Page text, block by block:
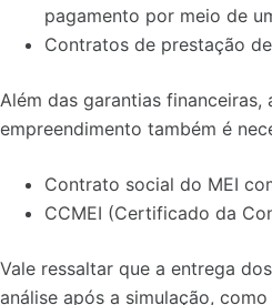
pagamento por meio de
Contratos de prestação
Além das garantias
empreendimento também é
Contrato social do MEI
CCMEI (Certificado da
Vale ressaltar que a entrega
análise após a simulação,